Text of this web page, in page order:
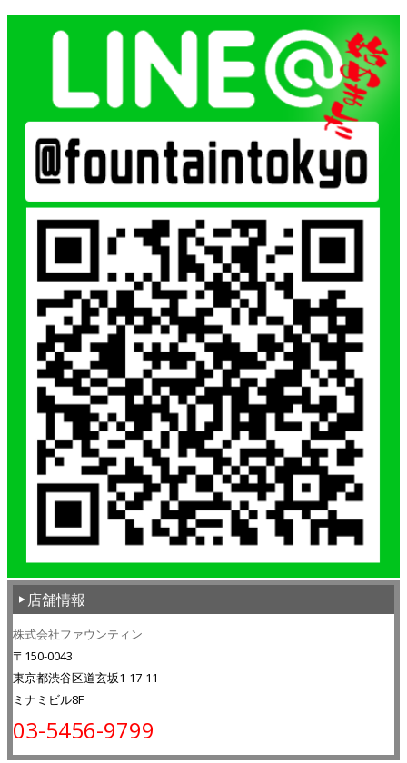
店舗情報
株式会社ファウンティン
〒150-0043
東京都渋谷区道玄坂1-17-11
ミナミビル8F
03-5456-9799